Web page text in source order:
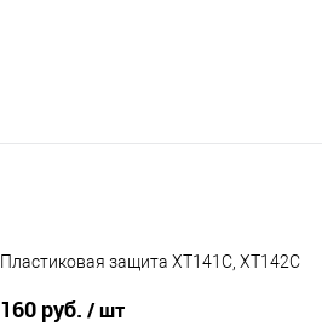
Пластиковая защита XT141C, XT142C
160 руб. / шт